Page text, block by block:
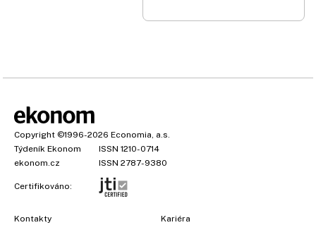
Copyright ©1996-2026 Economia, a.s.
Týdeník Ekonom
ISSN 1210-0714
ekonom.cz
ISSN 2787-9380
Certifikováno:
Kontakty Kariéra